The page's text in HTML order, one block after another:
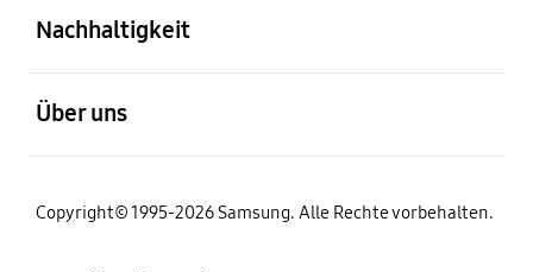
Nachhaltigkeit
Über uns
Copyright© 1995-2026 Samsung. Alle Rechte vorbehalten.